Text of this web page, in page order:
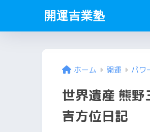
開運吉業塾
ホーム 開運 パワ
世界遺産 熊
吉方位日記